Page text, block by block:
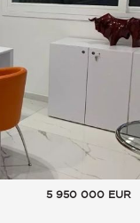
5 950 000 EUR